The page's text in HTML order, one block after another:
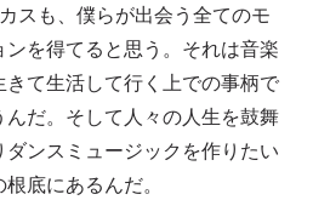
スも、僕らが出会う全てのモ
を得てると思う。それは音楽
て生活して行く上での事柄で
だ。そして人々の人生を鼓舞
ンスミュージックを作りたい
底にあるんだ。